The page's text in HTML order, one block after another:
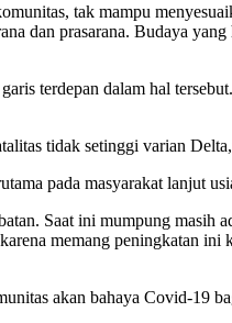
tak mampu
dan prasarana. Budaya
terdepan dalam hal
tidak setinggi varian
pada masyarakat lanjut
Saat ini mumpung masih
memang peningkatan ini
akan bahaya Covid-19